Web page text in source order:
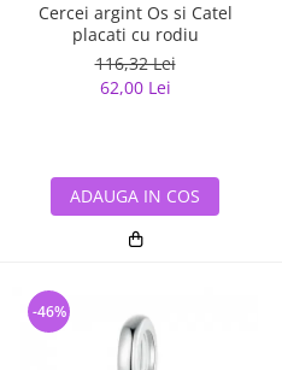
Cercei argint Os si Catel
placati cu rodiu
116,32 Lei
62,00 Lei
ADAUGA IN COS
-46%